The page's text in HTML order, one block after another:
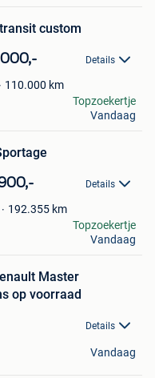
custom
Details
110.000 km
Topzoekertje
Vandaag
Details
192.355 km
Topzoekertje
Vandaag
Master
op voorraad
Details
Vandaag